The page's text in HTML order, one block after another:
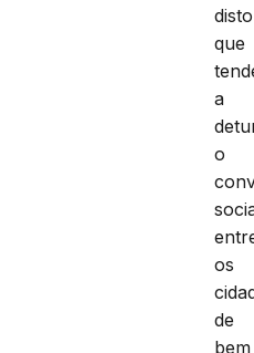
que
a
o
os
de
bem